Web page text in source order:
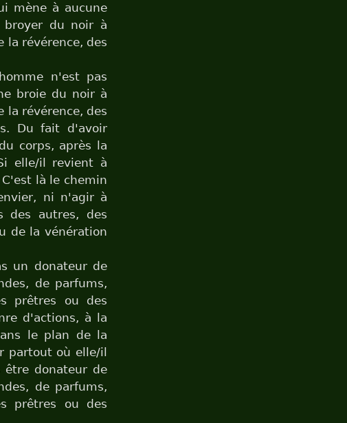
mène à aucune
broyer du noir à
la révérence, des
n'est pas
broie du noir à
la révérence, des
Du fait d'avoir
corps, après la
elle/il revient à
là le chemin
ni n'agir à
des autres, des
de la vénération
un donateur de
de parfums,
prêtres ou des
d'actions, à la
le plan de la
partout où elle/il
donateur de
de parfums,
prêtres ou des